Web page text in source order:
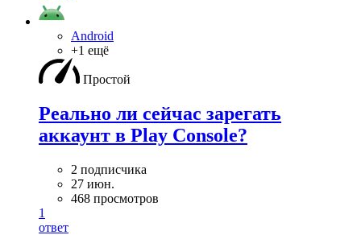
Android
+1 ещё
Простой
Реально ли сейчас зарегать
аккаунт в Play Console?
2 подписчика
27 июн.
468 просмотров
1
ответ